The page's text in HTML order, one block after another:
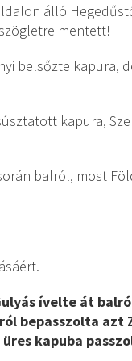
álló
mentett!
belsőzte kapura,
kapura,
balról, most
ívelte át
bepasszolta
kapuba